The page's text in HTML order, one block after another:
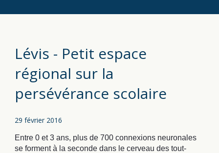
Lévis - Petit espace
régional sur la
persévérance scolaire
29 février 2016
Entre 0 et 3 ans, plus de 700 connexions neuronales
se forment à la seconde dans le cerveau des tout-